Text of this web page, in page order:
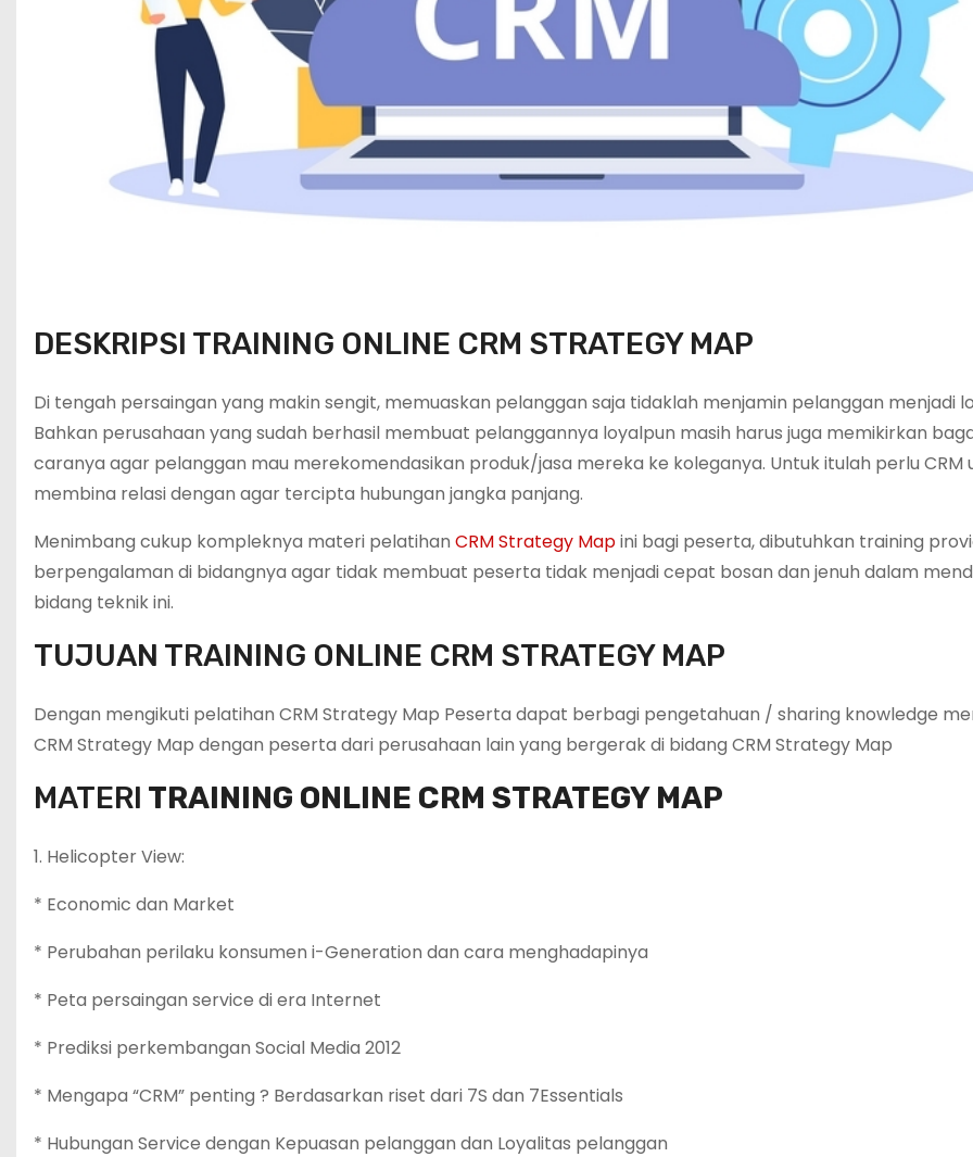
DESKRIPSI TRAINING ONLINE CRM STRATEGY MAP
Di tengah persaingan yang makin sengit, memuaskan pelanggan saja tidaklah menjamin pelanggan menjadi
Bahkan perusahaan yang sudah berhasil membuat pelanggannya loyalpun masih harus juga memikirkan
caranya agar pelanggan mau merekomendasikan produk/jasa mereka ke koleganya. Untuk itulah perlu CRM
membina relasi dengan agar tercipta hubungan jangka panjang.
Menimbang cukup kompleknya materi pelatihan CRM Strategy Mapini bagi peserta, dibutuhkan training
berpengalaman di bidangnya agar tidak membuat peserta tidak menjadi cepat bosan dan jenuh dalam
bidang teknik ini.
TUJUAN TRAINING ONLINE CRM STRATEGY MAP
Dengan mengikuti pelatihan CRM Strategy Map Peserta dapat berbagi pengetahuan / sharing knowledge
CRM Strategy Map dengan peserta dari perusahaan lain yang bergerak di bidang CRM Strategy Map
MATERI TRAINING ONLINE CRM STRATEGY MAP
1. Helicopter View:
* Economic dan Market
* Perubahan perilaku konsumen i-Generation dan cara menghadapinya
* Peta persaingan service di era Internet
* Prediksi perkembangan Social Media 2012
* Mengapa “CRM” penting ? Berdasarkan riset dari 7S dan 7Essentials
* Hubungan Service dengan Kepuasan pelanggan dan Loyalitas pelanggan